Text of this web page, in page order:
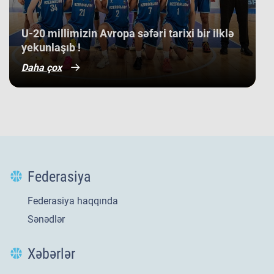
​U-20 millimizin Avropa səfəri tarixi bir ilklə
yekunlaşıb !
Daha çox
Federasiya
Federasiya haqqında
Sənədlər
Xəbərlər